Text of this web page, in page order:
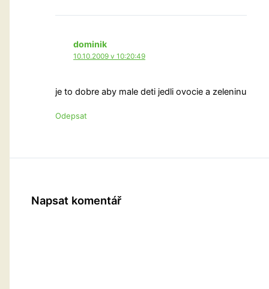
dominik
10.10.2009 v 10:20:49
je to dobre aby male deti jedli ovocie a zeleninu
Odepsat
Napsat komentář